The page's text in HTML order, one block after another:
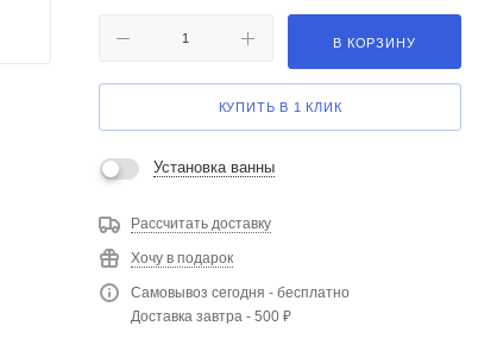
В КОРЗИНУ
КУПИТЬ В 1 КЛИК
Установка ванны
Рассчитать доставку
Хочу в подарок
Самовывоз сегодня - бесплатно
Доставка завтра - 500 ₽